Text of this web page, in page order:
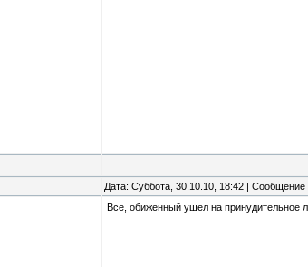
Дата: Суббота, 30.10.10, 18:42 | Сообщение
Все, обиженный ушел на принудительное